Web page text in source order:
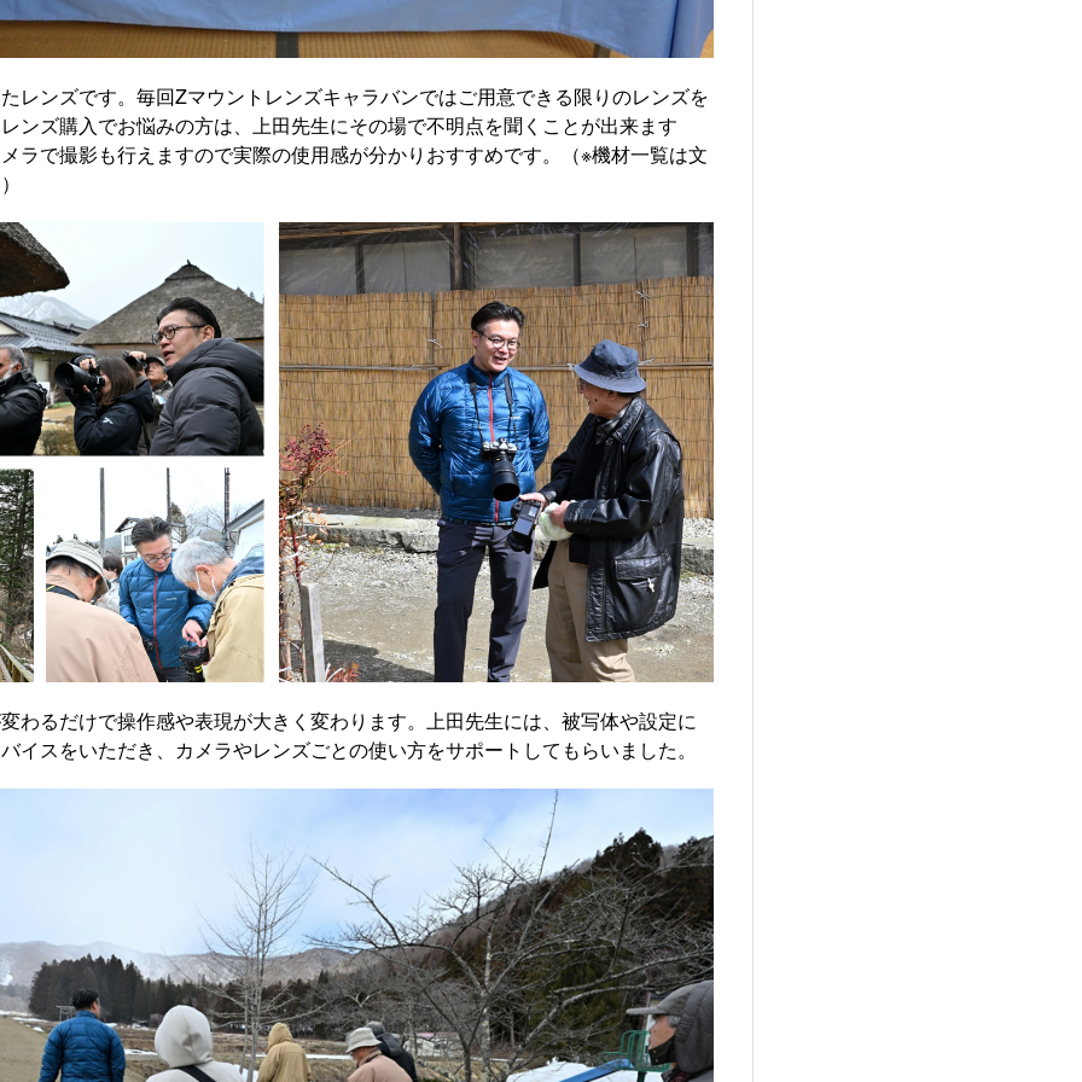
レンズです。毎回Zマウントレンズキャラバンではご用意できる限りのレンズを
ンズ購入でお悩みの方は、上田先生にその場で不明点を聞くことが出来ます
ラで撮影も行えますので実際の使用感が分かりおすすめです。（※機材一覧は文
わるだけで操作感や表現が大きく変わります。上田先生には、被写体や設定に
イスをいただき、カメラやレンズごとの使い方をサポートしてもらいました。